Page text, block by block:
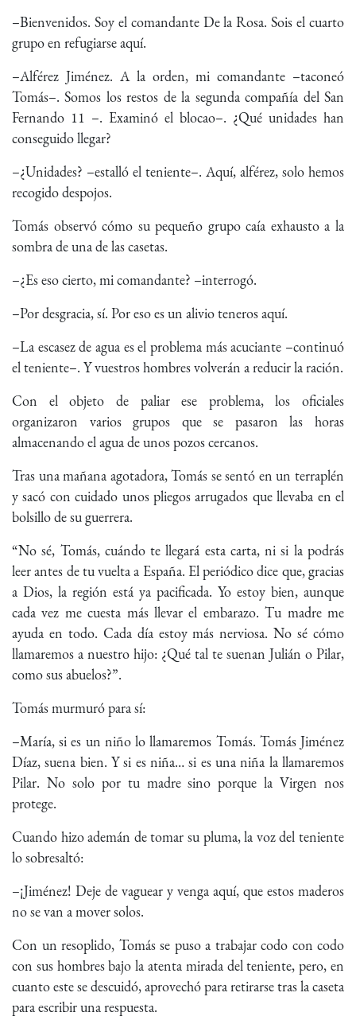
–Bienvenidos. Soy el comandante De la Rosa. Sois el cuarto
grupo en refugiarse aquí.
–Alférez Jiménez. A la orden, mi comandante –taconeó
Tomás–. Somos los restos de la segunda compañía del San
Fernando 11 –. Examinó el blocao–. ¿Qué unidades han
conseguido llegar?
–¿Unidades? –estalló el teniente–. Aquí, alférez, solo hemos
recogido despojos.
Tomás observó cómo su pequeño grupo caía exhausto a la
sombra de una de las casetas.
–¿Es eso cierto, mi comandante? –interrogó.
–Por desgracia, sí. Por eso es un alivio teneros aquí.
–La escasez de agua es el problema más acuciante –continuó
el teniente–. Y vuestros hombres volverán a reducir la ración.
Con el objeto de paliar ese problema, los oficiales
organizaron varios grupos que se pasaron las horas
almacenando el agua de unos pozos cercanos.
Tras una mañana agotadora, Tomás se sentó en un terraplén
y sacó con cuidado unos pliegos arrugados que llevaba en el
bolsillo de su guerrera.
“No sé, Tomás, cuándo te llegará esta carta, ni si la podrás
leer antes de tu vuelta a España. El periódico dice que, gracias
a Dios, la región está ya pacificada. Yo estoy bien, aunque
cada vez me cuesta más llevar el embarazo. Tu madre me
ayuda en todo. Cada día estoy más nerviosa. No sé cómo
llamaremos a nuestro hijo: ¿Qué tal te suenan Julián o Pilar,
como sus abuelos?”.
Tomás murmuró para sí:
–María, si es un niño lo llamaremos Tomás. Tomás Jiménez
Díaz, suena bien. Y si es niña… si es una niña la llamaremos
Pilar. No solo por tu madre sino porque la Virgen nos
protege.
Cuando hizo ademán de tomar su pluma, la voz del teniente
lo sobresaltó:
–¡Jiménez! Deje de vaguear y venga aquí, que estos maderos
no se van a mover solos.
Con un resoplido, Tomás se puso a trabajar codo con codo
con sus hombres bajo la atenta mirada del teniente, pero, en
cuanto este se descuidó, aprovechó para retirarse tras la caseta
para escribir una respuesta.